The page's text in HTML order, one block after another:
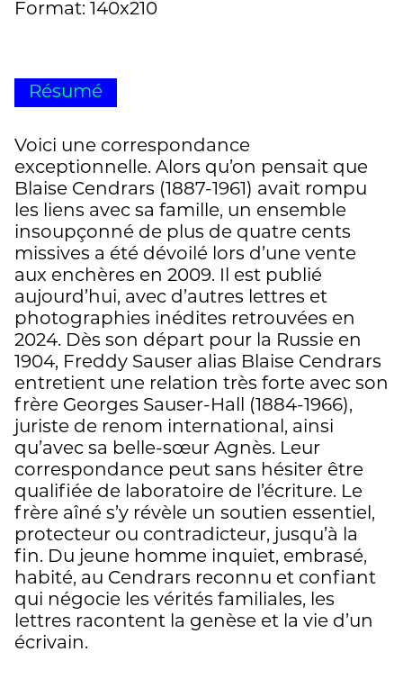
Format: 140x210
Résumé
Voici une correspondance
exceptionnelle. Alors qu’on pensait que
Blaise Cendrars (1887-1961) avait rompu
les liens avec sa famille, un ensemble
insoupçonné de plus de quatre cents
missives a été dévoilé lors d’une vente
aux enchères en 2009. Il est publié
aujourd’hui, avec d’autres lettres et
photographies inédites retrouvées en
2024. Dès son départ pour la Russie en
1904, Freddy Sauser alias Blaise Cendrars
entretient une relation très forte avec son
frère Georges Sauser-Hall (1884-1966),
juriste de renom international, ainsi
qu’avec sa belle-sœur Agnès. Leur
correspondance peut sans hésiter être
qualifiée de laboratoire de l’écriture. Le
frère aîné s’y révèle un soutien essentiel,
protecteur ou contradicteur, jusqu’à la
fin. Du jeune homme inquiet, embrasé,
habité, au Cendrars reconnu et confiant
qui négocie les vérités familiales, les
lettres racontent la genèse et la vie d’un
écrivain.